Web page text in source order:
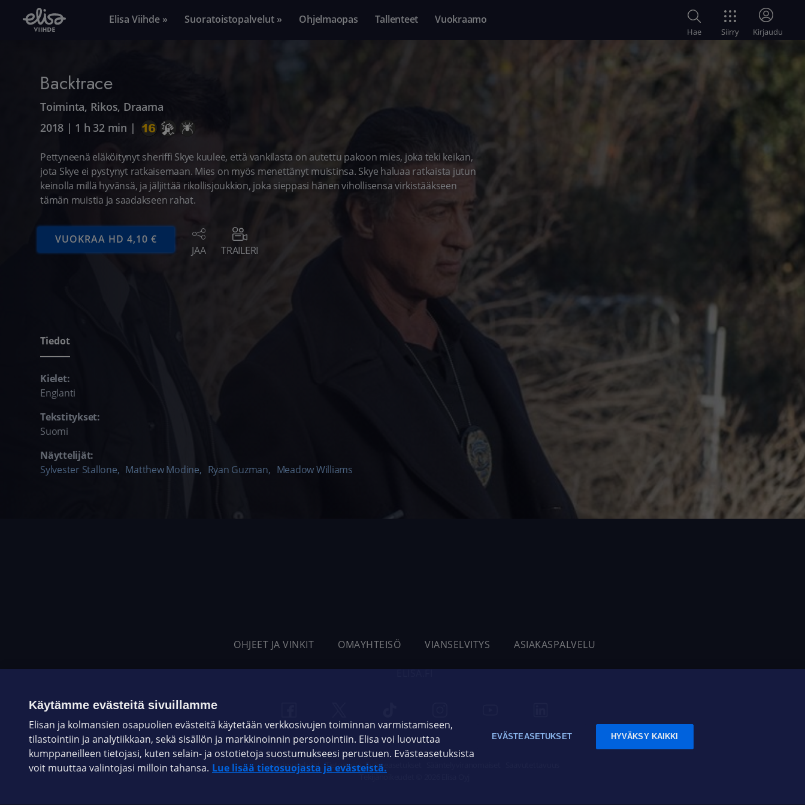
Elisa Viihde » Suoratoistopalvelut » Ohjelmaopas Tallenteet Vuokraamo
Hae Siirry Kirjaudu
Backtrace
Toiminta, Rikos, Draama
2018 | 1 h 32 min |
Pettyneenä eläköitynyt sheriffi Skye kuulee, että vankilasta on autettu pakoon mies, joka teki keikan,
jota Skye ei pystynyt ratkaisemaan. Mies on myös menettänyt muistinsa. Skye haluaa ratkaista jutun
keinolla millä hyvänsä, ja jäljittää rikollisjoukkion, joka sieppasi hänen vihollisensa virkistääkseen
tämän muistia ja saadakseen rahat.
VUOKRAA HD 4,10 €
JAA
TRAILERI
Tiedot
Kielet:
Englanti
Tekstitykset:
Suomi
Näyttelijät:
Sylvester Stallone, Matthew Modine, Ryan Guzman, Meadow Williams
OHJEET JA VINKIT OMAYHTEISÖ VIANSELVITYS ASIAKASPALVELU
Sopimusehdot Tietosuoja Evästeasetukset
Käytämme evästeitä sivuillamme
Elisan ja kolmansien osapuolien evästeitä käytetään verkkosivujen toiminnan varmistamiseen,
tilastointiin ja analytiikkaan, sekä sisällön ja markkinoinnin personointiin. Elisa voi luovuttaa
kumppaneilleen tietojasi, kuten selain- ja ostotietoja suostumukseesi perustuen. Evästeasetuksista
voit muuttaa valintojasi milloin tahansa. Lue lisää tietosuojasta ja evästeistä.
EVÄSTEASETUKSET HYVÄKSY KAIKKI